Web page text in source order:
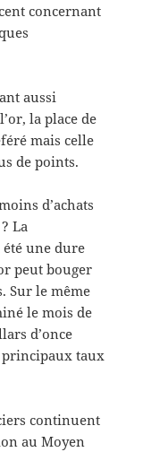
concernant
aussi
la place de
mais celle
de points.
d’achats
La
été une dure
peut bouger
Sur le même
le mois de
d’once
principaux taux
continuent
au Moyen